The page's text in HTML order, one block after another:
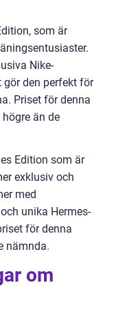
som är
Nike-
gör den perfekt för
Priset för denna
än de
Edition som är
exklusiv och
med
unika Hermes-
för denna
nämnda.
om